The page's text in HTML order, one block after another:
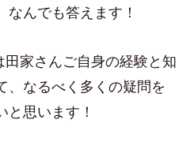
んでも答えます！
家さんご自身の経験と知
、なるべく多くの疑問を
と思います！